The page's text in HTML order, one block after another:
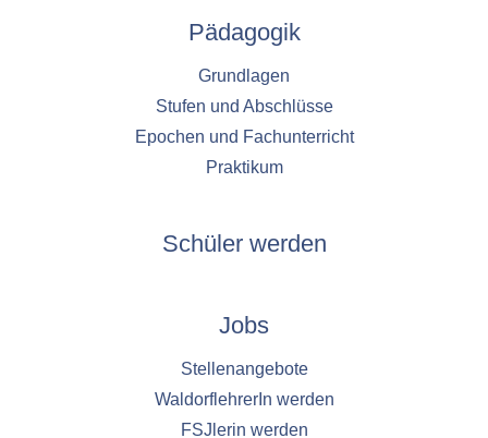
Pädagogik
Grundlagen
Stufen und Abschlüsse
Epochen und Fachunterricht
Praktikum
Schüler werden
Jobs
Stellenangebote
WaldorflehrerIn werden
FSJlerin werden